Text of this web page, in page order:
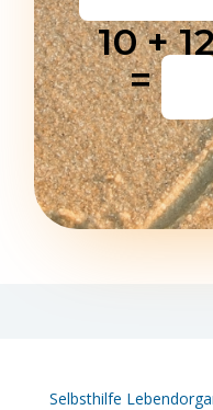
10 +
=
Selbsthilfe